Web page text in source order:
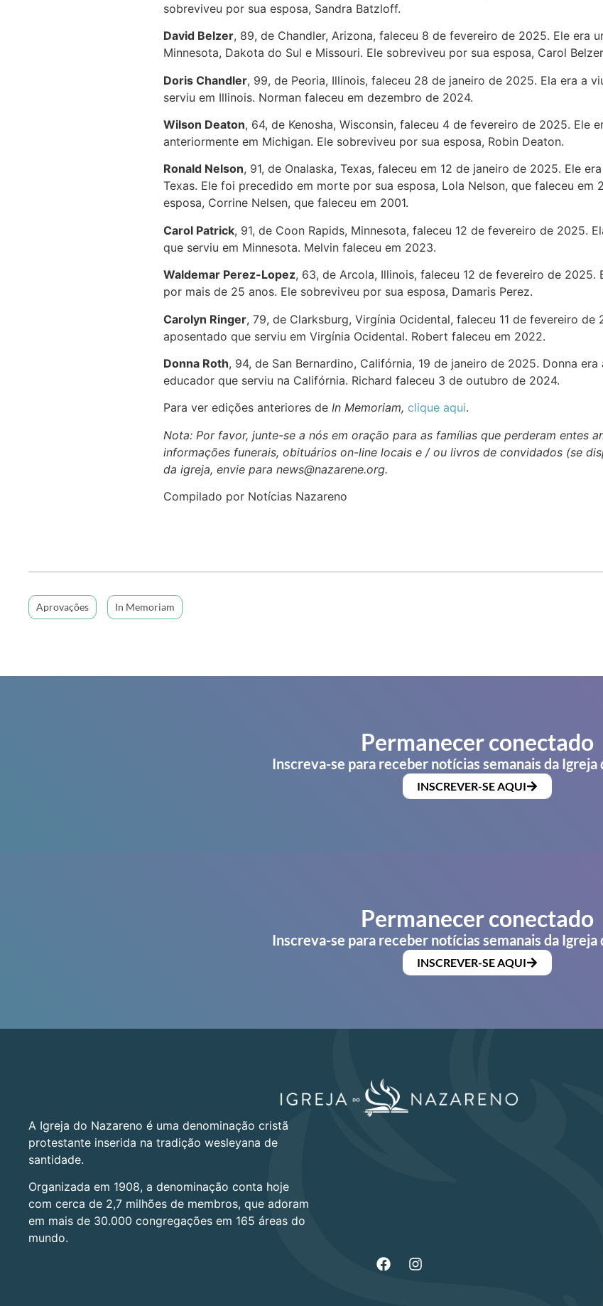
sobreviveu por sua esposa, Sandra Batzloff.
David Belzer, 89, de Chandler, Arizona, faleceu 8 de fevereiro de 2025. Ele era
Minnesota, Dakota do Sul e Missouri. Ele sobreviveu por sua esposa, Carol
Doris Chandler, 99, de Peoria, Illinois, faleceu 28 de janeiro de 2025. Ela era a
serviu em Illinois. Norman faleceu em dezembro de 2024.
Wilson Deaton, 64, de Kenosha, Wisconsin, faleceu 4 de fevereiro de 2025. Ele
anteriormente em Michigan. Ele sobreviveu por sua esposa, Robin Deaton.
Ronald Nelson, 91, de Onalaska, Texas, faleceu em 12 de janeiro de 2025. Ele
Texas. Ele foi precedido em morte por sua esposa, Lola Nelson, que faleceu
esposa, Corrine Nelsen, que faleceu em 2001.
Carol Patrick, 91, de Coon Rapids, Minnesota, faleceu 12 de fevereiro de 2025.
que serviu em Minnesota. Melvin faleceu em 2023.
Waldemar Perez-Lopez, 63, de Arcola, Illinois, faleceu 12 de fevereiro de
por mais de 25 anos. Ele sobreviveu por sua esposa, Damaris Perez.
Carolyn Ringer, 79, de Clarksburg, Virgínia Ocidental, faleceu 11 de fevereiro
aposentado que serviu em Virgínia Ocidental. Robert faleceu em 2022.
Donna Roth, 94, de San Bernardino, Califórnia, 19 de janeiro de 2025. Donna
educador que serviu na Califórnia. Richard faleceu 3 de outubro de 2024.
Para ver edições anteriores de In Memoriam, clique aqui.
Nota: Por favor, junte-se a nós em oração para as famílias que perderam entes
informações funerais, obituários on-line locais e / ou livros de convidados (se
da igreja, envie para news@nazarene.org.
Compilado por Notícias Nazareno
Aprovações In Memoriam
Permanecer conectado
Inscreva-se para receber notícias semanais da Igreja
INSCREVER-SE AQUI
Permanecer conectado
Inscreva-se para receber notícias semanais da Igreja
INSCREVER-SE AQUI
A Igreja do Nazareno é uma denominação cristã
protestante inserida na tradição wesleyana de
santidade.
Organizada em 1908, a denominação conta hoje
com cerca de 2,7 milhões de membros, que adoram
em mais de 30.000 congregações em 165 áreas do
mundo.